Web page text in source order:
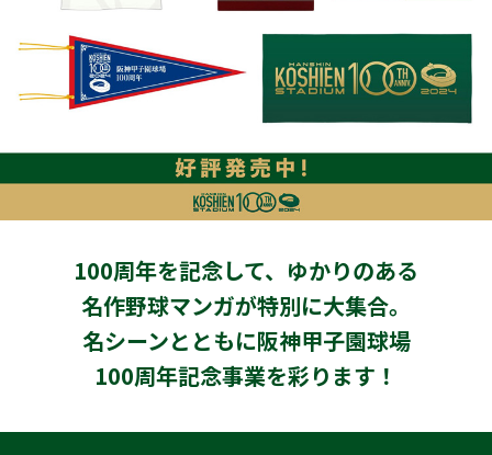
100周年を記念して、ゆかりのある
名作野球マンガが特別に大集合。
名シーンとともに阪神甲子園球場
100周年記念事業を彩ります！